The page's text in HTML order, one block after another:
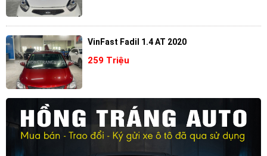
VinFast Fadil 1.4 AT 2020
259 Triệu